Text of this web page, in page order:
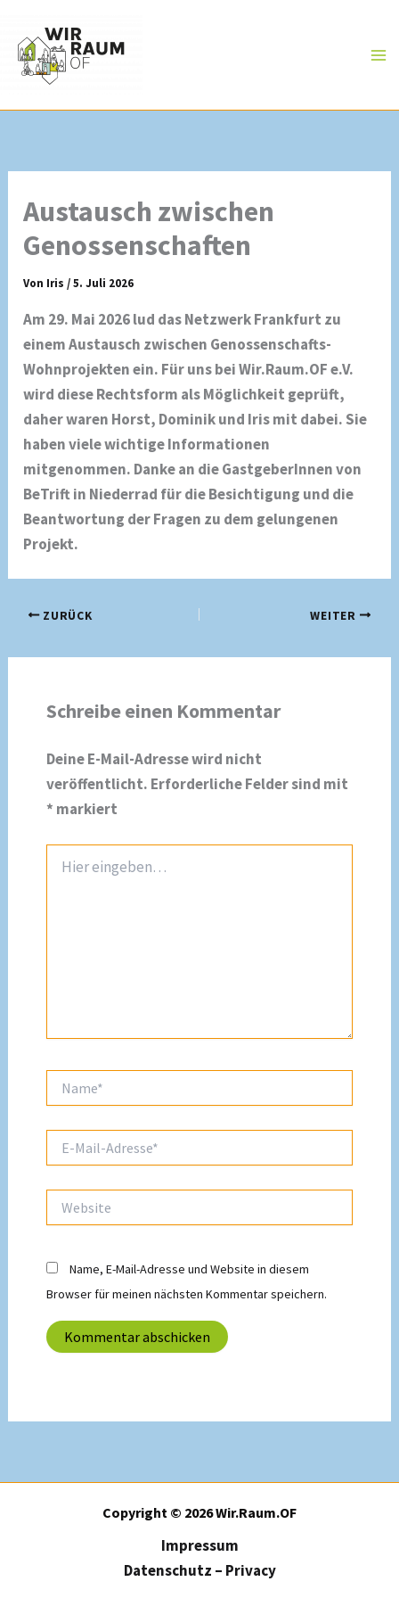
Inhalt
springen
Austausch zwischen
Genossenschaften
Von Iris/5. Juli 2026
Am 29. Mai 2026 lud das Netzwerk Frankfurt zu
einem Austausch zwischen Genossenschafts-
Wohnprojekten ein. Für uns bei Wir.Raum.OF e.V.
wird diese Rechtsform als Möglichkeit geprüft,
daher waren Horst, Dominik und Iris mit dabei. Sie
haben viele wichtige Informationen
mitgenommen. Danke an die GastgeberInnen von
BeTrift in Niederrad für die Besichtigung und die
Beantwortung der Fragen zu dem gelungenen
Projekt.
ZURÜCK WEITER
Schreibe einen Kommentar
Deine E-Mail-Adresse wird nicht
veröffentlicht. Erforderliche Felder sind mit
* markiert
eingeben…
Mail-
Name, E-Mail-Adresse und Website in diesem
Browser für meinen nächsten Kommentar speichern.
Copyright © 2026 Wir.Raum.OF
Impressum
Datenschutz – Privacy